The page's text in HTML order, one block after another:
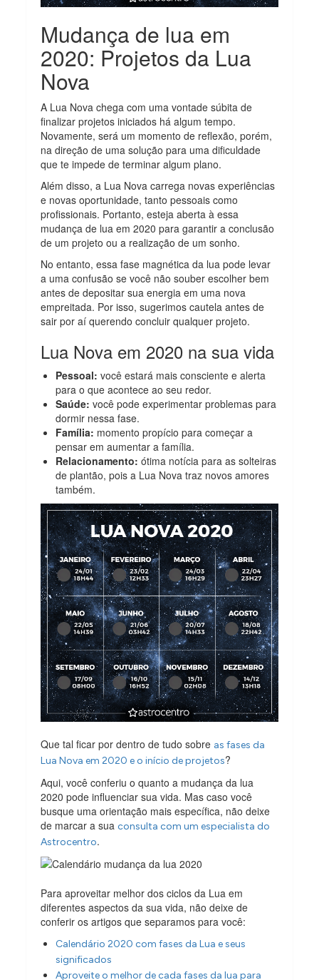
Mudança de lua em
2020: Projetos da Lua
Nova
A Lua Nova chega com uma vontade súbita de
finalizar projetos iniciados há algum tempo.
Novamente, será um momento de reflexão, porém,
na direção de uma solução para uma dificuldade
que te impede de terminar algum plano.
Além disso, a Lua Nova carrega novas experiências
e novas oportunidade, tanto pessoais como
profissionais. Portanto, esteja aberta à essa
mudança de lua em 2020 para garantir a conclusão
de um projeto ou a realização de um sonho.
No entanto, essa fase magnética da lua pode levar
a uma confusão se você não souber escolher bem
antes de depositar sua energia em uma nova
empreitada. Por isso, sugerimos cautela antes de
sair por aí querendo concluir qualquer projeto.
Lua Nova em 2020 na sua vida
Pessoal: você estará mais consciente e alerta
para o que acontece ao seu redor.
Saúde: você pode experimentar problemas para
dormir nessa fase.
Família: momento propício para começar a
pensar em aumentar a família.
Relacionamento: ótima notícia para as solteiras
de plantão, pois a Lua Nova traz novos amores
também.
Que tal ficar por dentro de tudo sobre as fases da
Lua Nova em 2020 e o início de projetos?
Aqui, você conferiu o quanto a mudança da lua
2020 pode influenciar sua vida. Mas caso você
busque uma orientação mais específica, não deixe
de marcar a suaconsulta com um especialista do
Astrocentro.
Para aproveitar melhor dos ciclos da Lua em
diferentes aspectos da sua vida, não deixe de
conferir os artigos que separamos para você:
Calendário 2020 com fases da Lua e seus
significados
Aproveite o melhor de cada fases da lua para